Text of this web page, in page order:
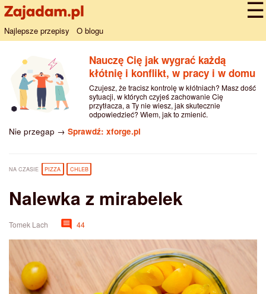
Najlepsze przepisy O blogu
Nauczę Cię jak wygrać każdą
kłótnię i konflikt, w pracy i w domu
Czujesz, że tracisz kontrolę w kłótniach? Masz dość
sytuacji, w których czyjeś zachowanie Cię
przytłacza, a Ty nie wiesz, jak skutecznie
odpowiedzieć? Wiem, jak to zmienić.
Nie przegap → Sprawdź: xforge.pl
NA CZASIE PIZZA CHLEB
Nalewka z mirabelek
Tomek Lach 44